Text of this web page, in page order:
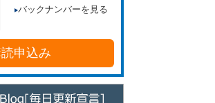
バックナンバーを見る
申込み